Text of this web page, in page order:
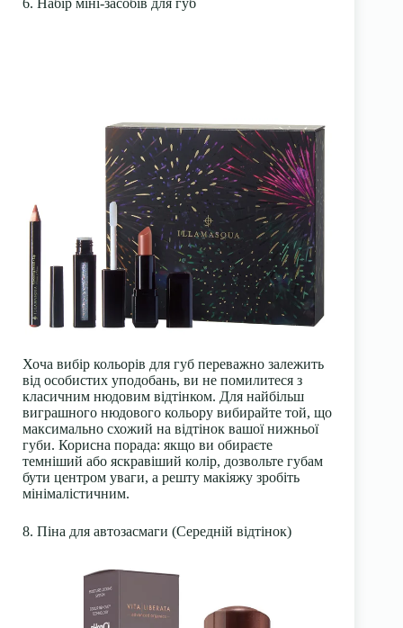
6. Набір міні-засобів для губ
Хоча вибір кольорів для губ переважно залежить
від особистих уподобань, ви не помилитеся з
класичним нюдовим відтінком. Для найбільш
виграшного нюдового кольору вибирайте той, що
максимально схожий на відтінок вашої нижньої
губи. Корисна порада: якщо ви обираєте
темніший або яскравіший колір, дозвольте губам
бути центром уваги, а решту макіяжу зробіть
мінімалістичним.
8. Піна для автозасмаги (Середній відтінок)